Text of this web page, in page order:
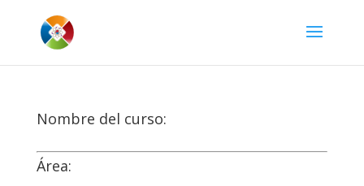
Nombre del curso:
Área: